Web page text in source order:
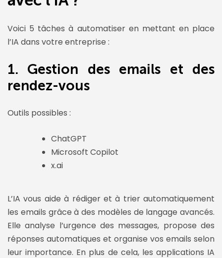
Voici 5 tâches à automatiser en mettant en place
l’IA dans votre entreprise :
1. Gestion des emails et des
rendez-vous
Outils possibles :
ChatGPT
Microsoft Copilot
x.ai
L’IA vous aide à rédiger et à trier automatiquement
les emails grâce à des modèles de langage avancés.
Elle analyse l’urgence des messages, propose des
réponses automatiques et organise vos emails selon
leur importance. En plus de cela, les applications IA